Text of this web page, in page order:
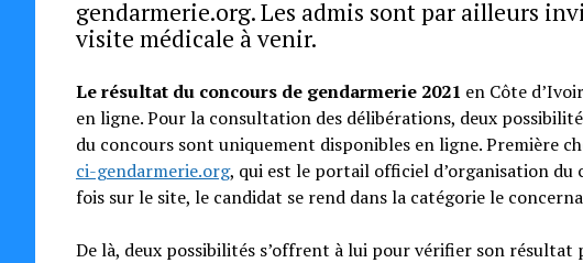
gendarmerie.org. Les admis sont par ailleurs
visite médicale à venir.
Le résultat du concours de gendarmerie 2021 en Côte
en ligne. Pour la consultation des délibérations, deux
du concours sont uniquement disponibles en ligne. Première
ci-gendarmerie.org, qui est le portail officiel d’organisation du
fois sur le site, le candidat se rend dans la catégorie le
De là, deux possibilités s’offrent à lui pour vérifier son résultat